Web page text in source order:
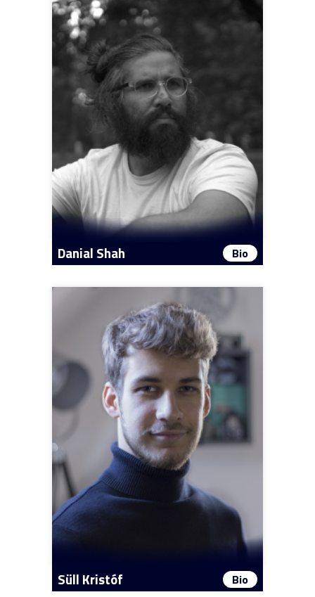
Danial Shah Bio
Süll Kristóf Bio